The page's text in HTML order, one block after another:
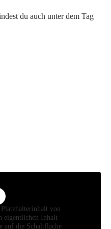
du auch unter dem Tag
Platzhalterinhalt von
eigentlichen Inhalt
auf die Schaltfläche